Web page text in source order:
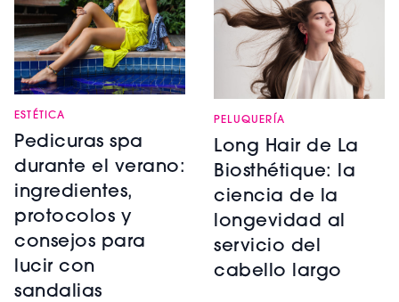
ESTÉTICA
Pedicuras spa
durante el verano:
ingredientes,
protocolos y
consejos para
lucir con
sandalias
PELUQUERÍA
Long Hair de La
Biosthétique: la
ciencia de la
longevidad al
servicio del
cabello largo